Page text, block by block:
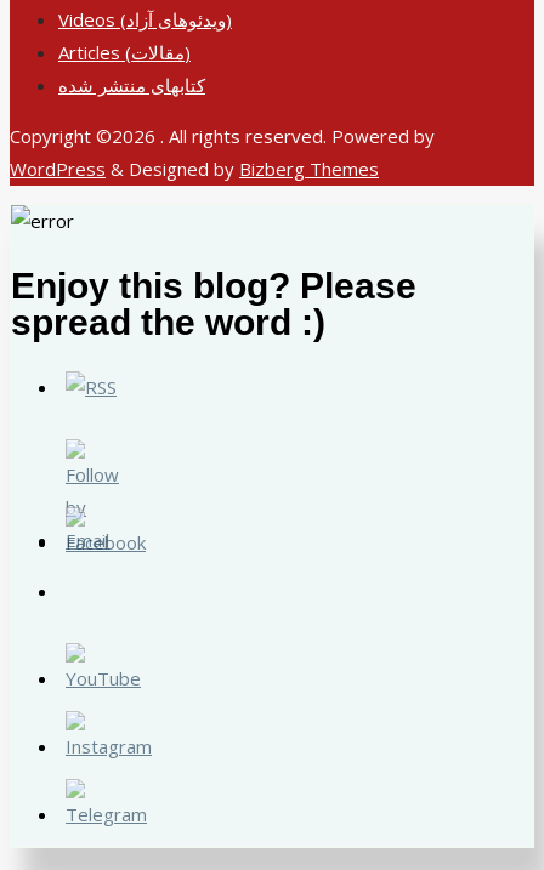
Videos (ویدئوهای آزاد)
Articles (مقالات)
کتابهای منتشر شده
Copyright ©2026 . All rights reserved. Powered by
WordPress & Designed by Bizberg Themes
Enjoy this blog? Please
spread the word :)